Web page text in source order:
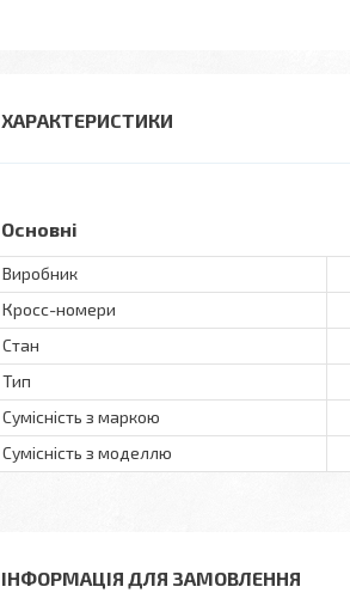
ХАРАКТЕРИСТИКИ
Основні
Виробник
Кросс-номери
Стан
Тип
Сумісність з маркою
Сумісність з моделлю
ІНФОРМАЦІЯ ДЛЯ ЗАМОВЛЕННЯ